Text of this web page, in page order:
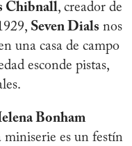
Chibnall, creador de
Seven Dials nos
una casa de campo
esconde pistas,
Bonham
miniserie es un festín